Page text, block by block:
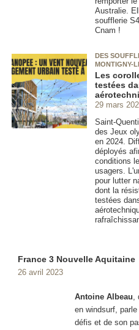
Australie.
soufflerie
Cnam !
DES
MONTIGNY-
Les
testées
29 mars
Saint-
des Jeux
en 2024.
déployés
conditions
usagers.
pour lutter
dont la
testées
France 3 Nouvelle Aquitaine
26 avril 2023
Antoine Albeau,
en windsurf,
défis et de son